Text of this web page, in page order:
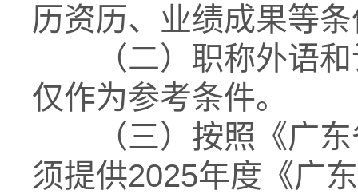
历资历、业绩成果等
（二）职称外语和
仅作为参考条件。
（三）按照《广东
须提供2025年度《广